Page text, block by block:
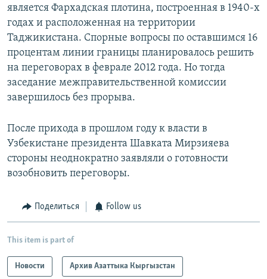
является Фархадская плотина, построенная в 1940-х
годах и расположенная на территории
Таджикистана. Спорные вопросы по оставшимся 16
процентам линии границы планировалось решить
на переговорах в феврале 2012 года. Но тогда
заседание межправительственной комиссии
завершилось без прорыва.
После прихода в прошлом году к власти в
Узбекистане президента Шавката Мирзияева
стороны неоднократно заявляли о готовности
возобновить переговоры.
Поделиться Follow us
This item is part of
Новости Архив Азаттыка Кыргызстан